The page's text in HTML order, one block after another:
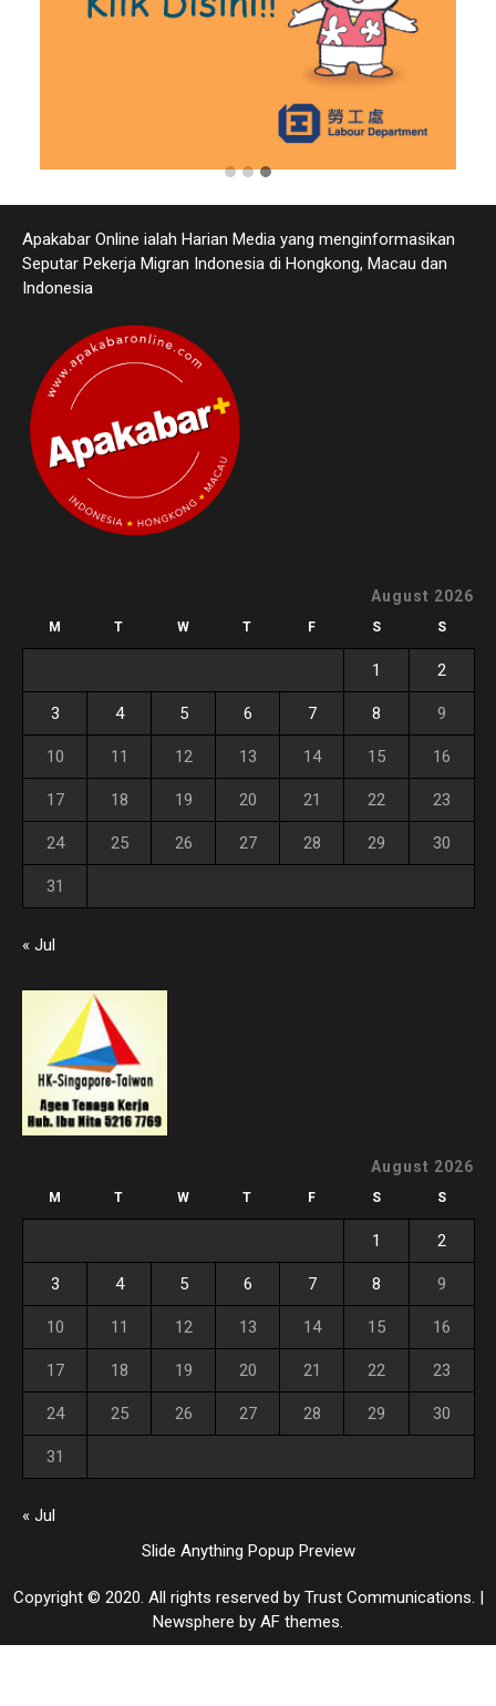
Apakabar Online ialah Harian Media yang menginformasikan
Seputar Pekerja Migran Indonesia di Hongkong, Macau dan
Indonesia
August 2026
M T W T F S S
1 2
3 4 5 6 7 8 9
10 11 12 13 14 15 16
17 18 19 20 21 22 23
24 25 26 27 28 29 30
31
« Jul
August 2026
M T W T F S S
1 2
3 4 5 6 7 8 9
10 11 12 13 14 15 16
17 18 19 20 21 22 23
24 25 26 27 28 29 30
31
« Jul
Slide Anything Popup Preview
Copyright © 2020. All rights reserved by Trust Communications. |
Newsphere by AF themes.